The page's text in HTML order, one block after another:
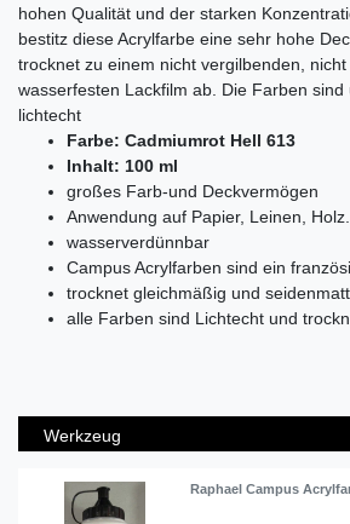
hohen Qualität und der starken
bestitz diese Acrylfarbe eine sehr hohe
trocknet zu einem nicht vergilbenden, nicht
wasserfesten Lackfilm ab. Die Farben sind
lichtecht
Farbe: Cadmiumrot Hell 613
Inhalt: 100 ml
großes Farb-und Deckvermögen
Anwendung auf Papier, Leinen, Holz.
wasserverdünnbar
Campus Acrylfarben sind ein
trocknet gleichmäßig und
alle Farben sind Lichtecht und
Werkzeug
Raphael Campus